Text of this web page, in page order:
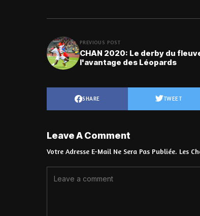
PREVIOUS POST
CHAN 2020: Le derby du
l'avantage des Léopards
SHARE TWEET
Leave A Comment
Votre Adresse E-Mail Ne Sera Pas Publiée. Les